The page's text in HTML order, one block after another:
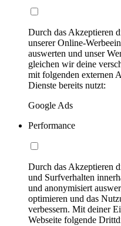
Durch das Akzeptieren
unserer Online-
auswerten und unser
gleichen wir deine
mit folgenden externen
Dienste bereits nutzt:
Google Ads
Performance
Durch das Akzeptieren
und Surfverhalten
und anonymisiert
optimieren und das
verbessern. Mit deiner
Webseite folgende